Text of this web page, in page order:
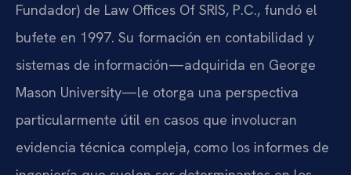
Fundador) de Law Offices Of SRIS, P.C., fundó el
bufete en 1997. Su formación en contabilidad y
sistemas de información—adquirida en George
Mason University—le otorga una perspectiva
particularmente útil en casos que involucran
evidencia técnica compleja, como los informes de